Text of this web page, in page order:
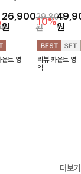
과 부담
기장
하게
은 데
✨ 빈티
감이
26,900
원
29,800
원
운트 영
랩까지 구성된
활용도 높은 3
종 세트 🤍 코디
걱정 없이 한 번
에 완성도 있는
스타일링을 연출
10%원
리뷰 카운트 영
역
더보기